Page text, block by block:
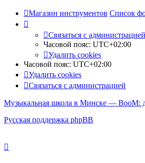
Магазин инструментов Список
Связаться с администрацией
Часовой пояс: UTC+02:00
Удалить cookies
Часовой пояс: UTC+02:00
Удалить cookies
Связаться с администрацией
Музыкальная школа в Минске — BooM:
Русская поддержка phpBB